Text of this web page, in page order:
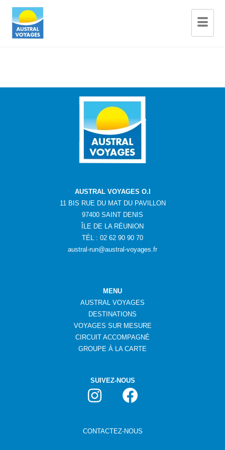
AUSTRAL VOYAGES O.I
11 BIS RUE DU MAT DU PAVILLON
97400 SAINT DENIS
ÎLE DE LA RÉUNION
TÉL : 02 62 90 90 70
austral-run@austral-voyages.fr
MENU
AUSTRAL VOYAGES
DESTINATIONS
VOYAGES SUR MESURE
CIRCUIT ACCOMPAGNÉ
GROUPE À LA CARTE
SUIVEZ-NOUS
CONTACTEZ-NOUS